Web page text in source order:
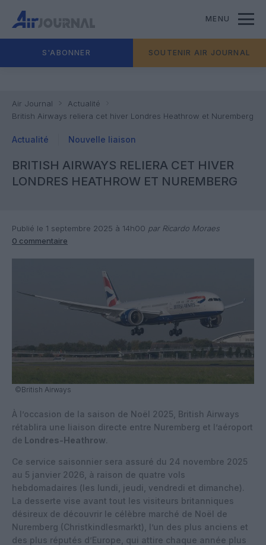
MENU
S'ABONNER SOUTENIR AIR JOURNAL
Air Journal
Actualité
British Airways reliera cet hiver Londres Heathrow et Nuremberg
Actualité Nouvelle liaison
BRITISH AIRWAYS RELIERA CET HIVER
LONDRES HEATHROW ET NUREMBERG
Publié le 1 septembre 2025 à 14h00 par Ricardo Moraes
0 commentaire
©British Airways
À l’occasion de la saison de Noël 2025, British Airways
rétablira une liaison directe entre Nuremberg et l’aéroport
de Londres-Heathrow.
Ce service saisonnier sera assuré du 24 novembre 2025
au 5 janvier 2026 , à raison de quatre vols
hebdomadaires (les lundi, jeudi, vendredi et dimanche).
La desserte vise avant tout les visiteurs britanniques
désireux de découvrir le célèbre marché de Noël de
Nuremberg (Christkindlesmarkt)
, l’un des plus anciens et
des plus réputés d’Europe, qui attire chaque année plus